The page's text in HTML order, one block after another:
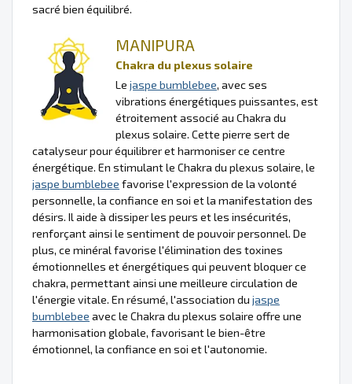
sacré bien équilibré.
MANIPURA
Chakra du plexus solaire
Le jaspe bumblebee, avec ses
vibrations énergétiques puissantes, est
étroitement associé au Chakra du
plexus solaire. Cette pierre sert de
catalyseur pour équilibrer et harmoniser ce centre
énergétique. En stimulant le Chakra du plexus solaire, le
jaspe bumblebee favorise l'expression de la volonté
personnelle, la confiance en soi et la manifestation des
désirs. Il aide à dissiper les peurs et les insécurités,
renforçant ainsi le sentiment de pouvoir personnel. De
plus, ce minéral favorise l'élimination des toxines
émotionnelles et énergétiques qui peuvent bloquer ce
chakra, permettant ainsi une meilleure circulation de
l'énergie vitale. En résumé, l'association du jaspe
bumblebee avec le Chakra du plexus solaire offre une
harmonisation globale, favorisant le bien-être
émotionnel, la confiance en soi et l'autonomie.